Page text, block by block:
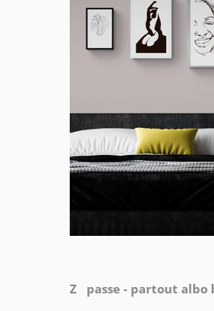
Z passe - partout albo